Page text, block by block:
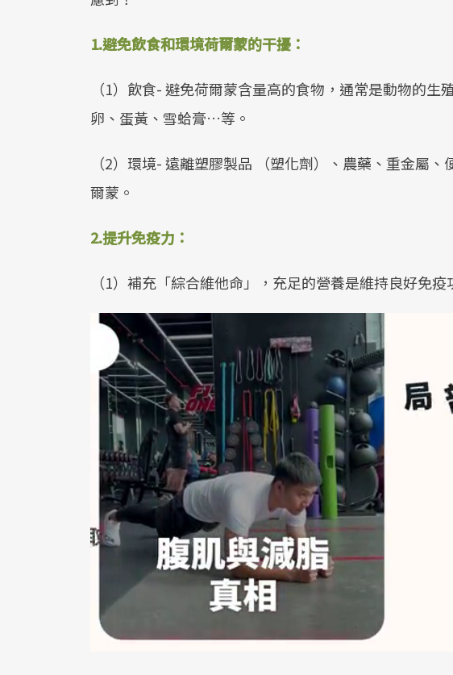
1.避免飲食和環境荷爾蒙的干擾：
（1）飲食- 避免荷爾蒙含量高的食物，通常是動物的生
卵、蛋黃、雪蛤膏…等。
（2）環境- 遠離塑膠製品 （塑化劑）、農藥、重金屬
爾蒙。
2.提升免疫力：
（1）補充「綜合維他命」，充足的營養是維持良好免疫